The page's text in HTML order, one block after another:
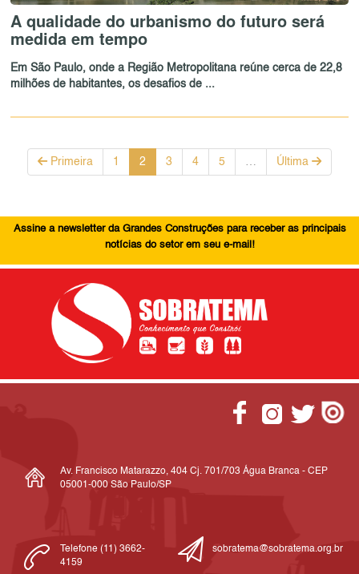
A qualidade do urbanismo do futuro será
medida em tempo
Em São Paulo, onde a Região Metropolitana reúne cerca de 22,8
milhões de habitantes, os desafios de ...
Primeira 1 2 3 4 5 … Última
Assine a newsletter da Grandes Construções para receber as principais
notícias do setor em seu e-mail!
Av. Francisco Matarazzo, 404 Cj. 701/703 Água Branca - CEP
05001-000 São Paulo/SP
Telefone (11) 3662-
4159
sobratema@sobratema.org.br